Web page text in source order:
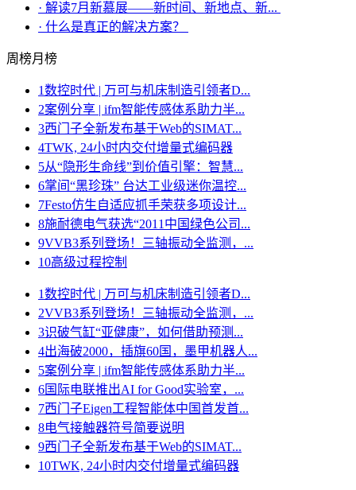
· 解读7月新慕展——新时间、新地点、新...
· 什么是真正的解决方案？
周榜月榜
1数控时代 | 万可与机床制造引领者D...
2案例分享 | ifm智能传感体系助力半...
3西门子全新发布基于Web的SIMAT...
4TWK, 24小时内交付增量式编码器
5从“隐形生命线”到价值引擎：智慧...
6掌间“黑珍珠” 台达工业级迷你温控...
7Festo仿生自适应抓手荣获多项设计...
8施耐德电气获选“2011中国绿色公司...
9VVB3系列登场！三轴振动全监测，...
10高级过程控制
1数控时代 | 万可与机床制造引领者D...
2VVB3系列登场！三轴振动全监测，...
3识破气缸“亚健康”，如何借助预测...
4出海破2000，插旗60国，墨甲机器人...
5案例分享 | ifm智能传感体系助力半...
6国际电联推出AI for Good实验室，...
7西门子Eigen工程智能体中国首发首...
8电气接触器符号简要说明
9西门子全新发布基于Web的SIMAT...
10TWK, 24小时内交付增量式编码器